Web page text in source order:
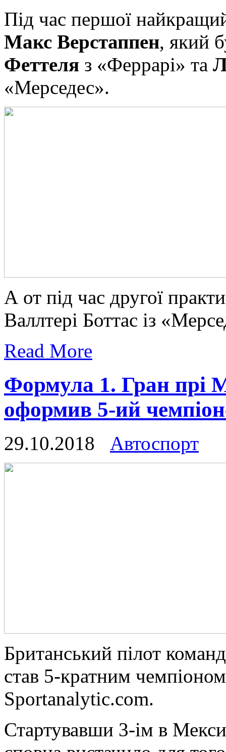
Під час першої
Макс Верстаппен, який
Феттеля з «Феррарі» та
«Мерседес».
А от під час другої
Валлтері Боттас із
Read More
Формула 1. Гран прі
оформив 5-ий
29.10.2018 Автоспорт
Бритaнський пілот
став 5-кратним
Sportanalytic.com.
Стартувавши 3-ім в